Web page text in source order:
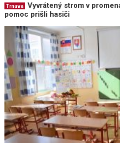
Trnava
Vyvrátený strom v
pomoc prišli hasiči